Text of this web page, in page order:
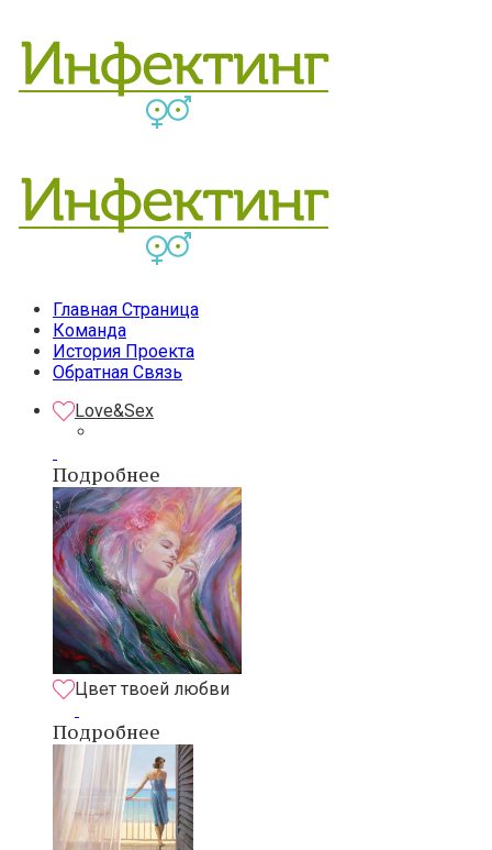
Главная Страница
Команда
История Проекта
Обратная Связь
Love&Sex
Подробнее
Цвет твоей любви
Подробнее